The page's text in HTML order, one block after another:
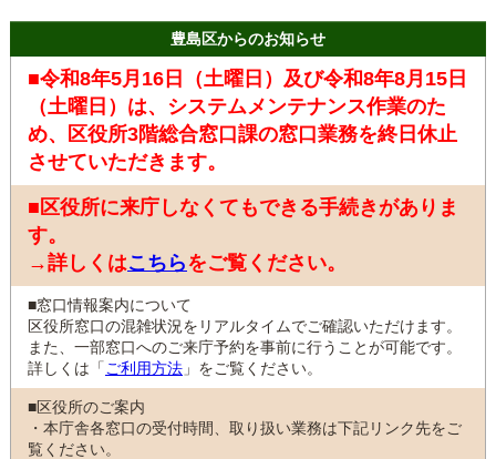
豊島区からのお知らせ
■令和8年5月16日（土曜日）及び令和8年8月15日
（土曜日）は、システムメンテナンス作業のた
め、区役所3階総合窓口課の窓口業務を終日休止
させていただきます。
■区役所に来庁しなくてもできる手続きがありま
す。
→詳しくはこちらをご覧ください。
■窓口情報案内について
区役所窓口の混雑状況をリアルタイムでご確認いただけます。
また、一部窓口へのご来庁予約を事前に行うことが可能です。
詳しくは「 ご利用方法 」をご覧ください。
■区役所のご案内
・本庁舎各窓口の受付時間、取り扱い業務は下記リンク先をご
覧ください。